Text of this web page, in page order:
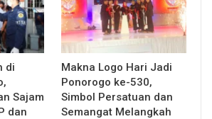
di
Sajam
dan
Makna Logo Hari Jadi
Ponorogo ke-530,
Simbol Persatuan dan
Semangat Melangkah